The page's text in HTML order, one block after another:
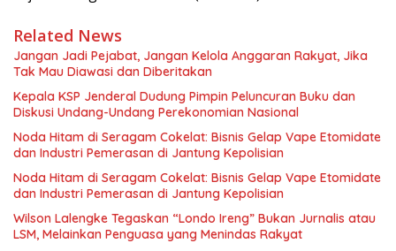
Related News
Jangan Jadi Pejabat, Jangan Kelola Anggaran Rakyat, Jika
Tak Mau Diawasi dan Diberitakan
Kepala KSP Jenderal Dudung Pimpin Peluncuran Buku dan
Diskusi Undang-Undang Perekonomian Nasional
Noda Hitam di Seragam Cokelat: Bisnis Gelap Vape Etomidate
dan Industri Pemerasan di Jantung Kepolisian
Noda Hitam di Seragam Cokelat: Bisnis Gelap Vape Etomidate
dan Industri Pemerasan di Jantung Kepolisian
Wilson Lalengke Tegaskan “Londo Ireng” Bukan Jurnalis atau
LSM, Melainkan Penguasa yang Menindas Rakyat